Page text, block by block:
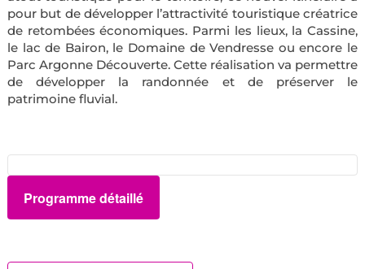
pour but de développer l’attractivité touristique créatrice
de retombées économiques. Parmi les lieux, la Cassine,
le lac de Bairon, le Domaine de Vendresse ou encore le
Parc Argonne Découverte. Cette réalisation va permettre
de développer la randonnée et de préserver le
patrimoine fluvial.
Programme détaillé